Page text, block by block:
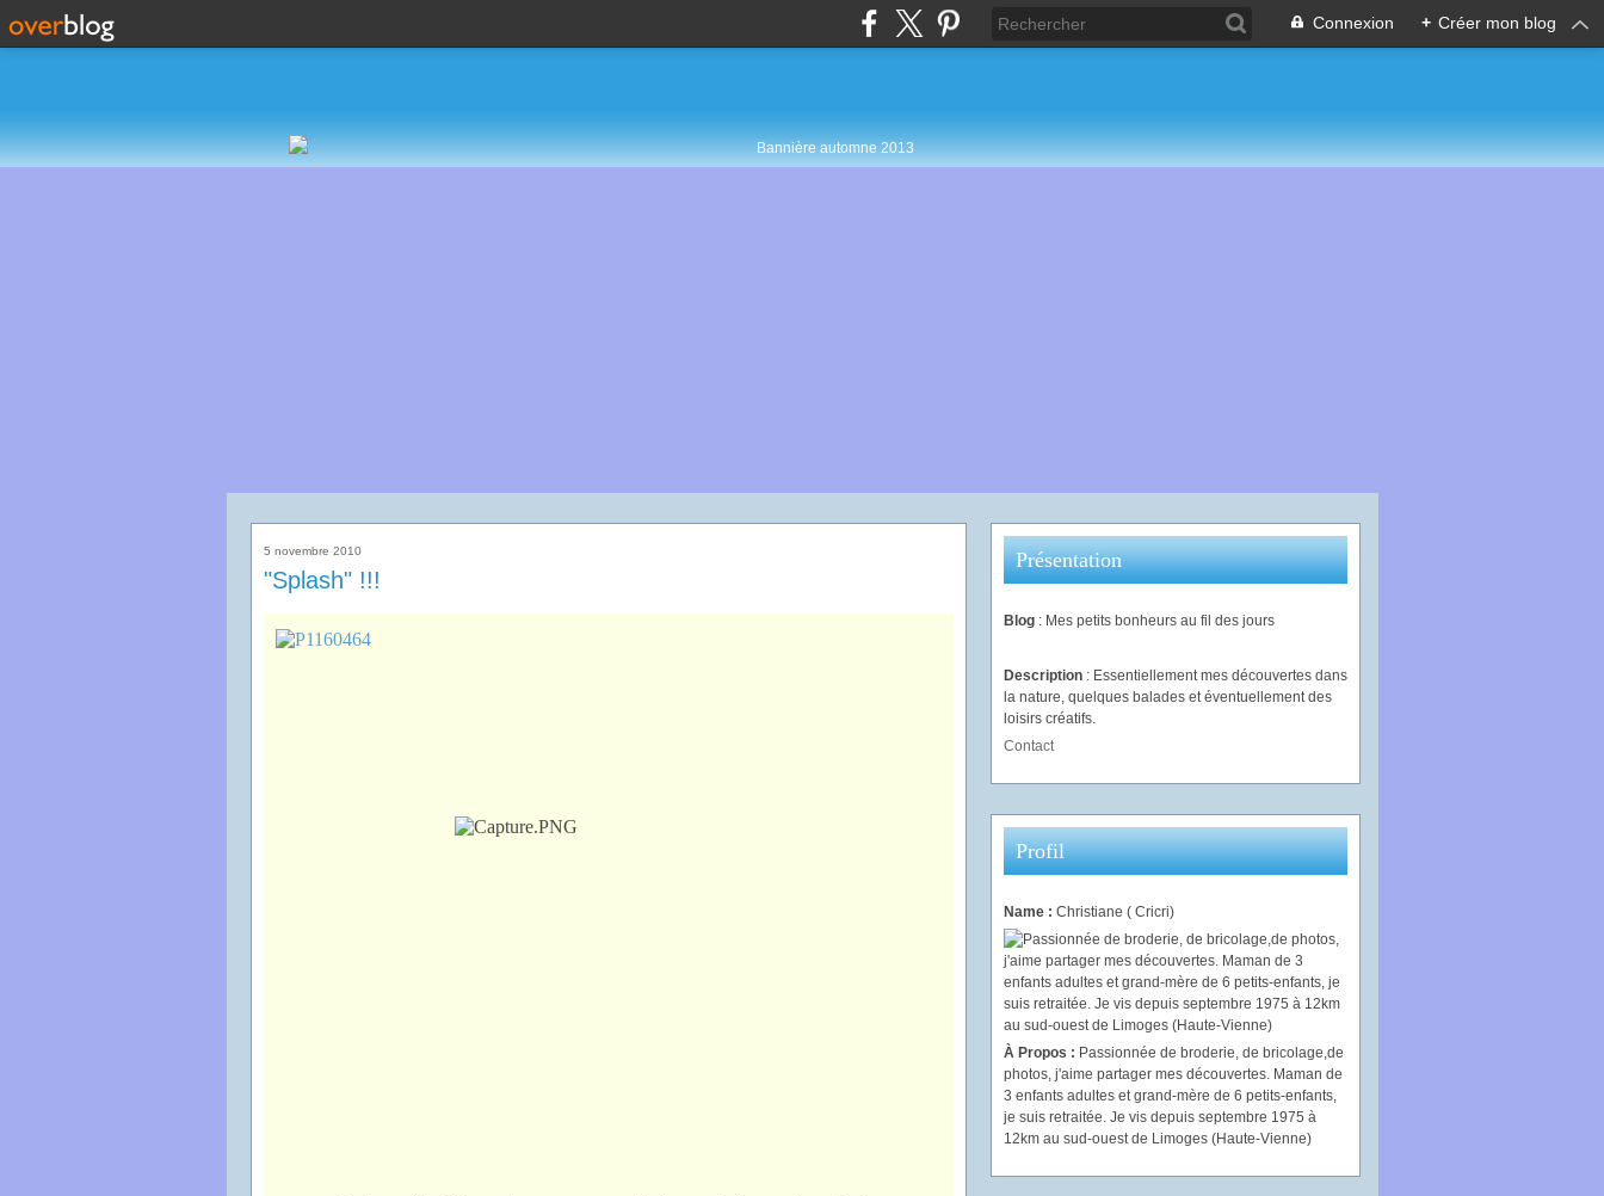
Connexion + Créer mon blog
5 novembre 2010
"Splash" !!!
Présentation
Blog : Mes petits bonheurs au fil des jours
Description : Essentiellement mes découvertes dans
la nature, quelques balades et éventuellement des
loisirs créatifs.
Contact
Profil
Name : Christiane ( Cricri)
À Propos : Passionnée de broderie, de bricolage,de
photos, j'aime partager mes découvertes. Maman de
3 enfants adultes et grand-mère de 6 petits-enfants,
je suis retraitée. Je vis depuis septembre 1975 à
12km au sud-ouest de Limoges (Haute-Vienne)